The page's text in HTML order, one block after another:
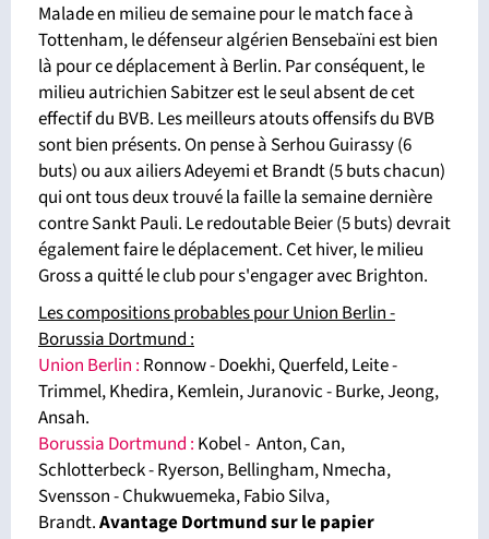
Malade en milieu de semaine pour le match face à
Tottenham, le défenseur algérien Bensebaïni est bien
là pour ce déplacement à Berlin. Par conséquent, le
milieu autrichien Sabitzer est le seul absent de cet
effectif du BVB. Les meilleurs atouts offensifs du BVB
sont bien présents. On pense à Serhou Guirassy (6
buts) ou aux ailiers Adeyemi et Brandt (5 buts chacun)
qui ont tous deux trouvé la faille la semaine dernière
contre Sankt Pauli. Le redoutable Beier (5 buts) devrait
également faire le déplacement. Cet hiver, le milieu
Gross a quitté le club pour s'engager avec Brighton.
Les compositions probables pour Union Berlin -
Borussia Dortmund :
Union Berlin : Ronnow - Doekhi, Querfeld, Leite -
Trimmel, Khedira, Kemlein, Juranovic - Burke, Jeong,
Ansah.
Borussia Dortmund : Kobel - Anton, Can,
Schlotterbeck - Ryerson, Bellingham, Nmecha,
Svensson - Chukwuemeka, Fabio Silva,
Brandt.Avantage Dortmund sur le papier